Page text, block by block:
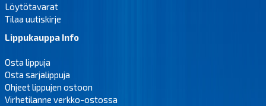
Löytötavarat
Tilaa uutiskirje
Lippukauppa Info
Osta lippuja
Osta sarjalippuja
Ohjeet lippujen ostoon
Virhetilanne verkko-ostossa